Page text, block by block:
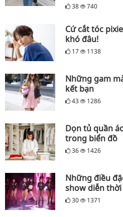
38 740
Cứ cắt tóc
khó đâu!
17 1138
Những gam
kết bạn
43 1286
Dọn tủ quần
trong biển đồ
36 1426
Những điều
show diễn thời
30 1371